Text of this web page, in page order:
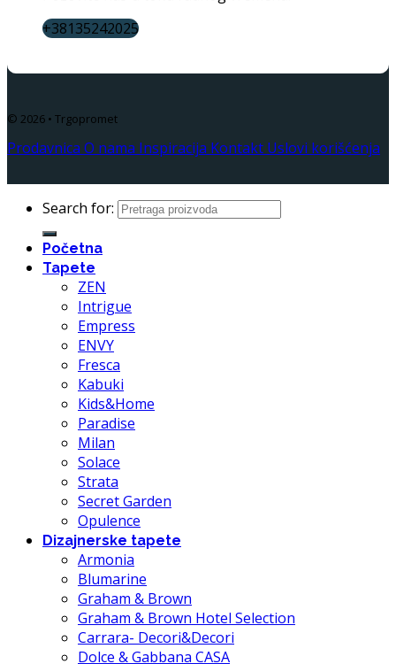
+38135242025
© 2026 • Trgopromet
Prodavnica O nama Inspiracija Kontakt Uslovi korišćenja
Search for:
Početna
Tapete
ZEN
Intrigue
Empress
ENVY
Fresca
Kabuki
Kids&Home
Paradise
Milan
Solace
Strata
Secret Garden
Opulence
Dizajnerske tapete
Armonia
Blumarine
Graham & Brown
Graham & Brown Hotel Selection
Carrara- Decori&Decori
Dolce & Gabbana CASA